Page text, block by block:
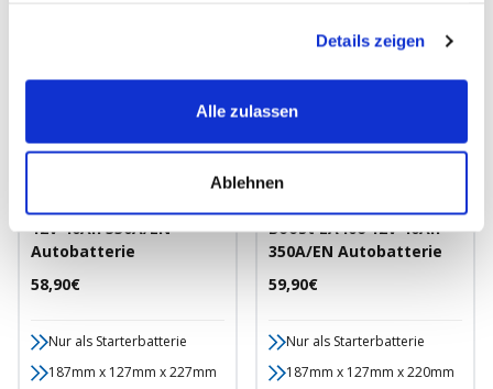
Details zeigen
Alle zulassen
Ablehnen
12V 40Ah 330A/EN
Autobatterie
Angebotspreis
58,90€
Nur als Starterbatterie
187mm x 127mm x 227mm
Boost EA406 12V 40Ah
350A/EN Autobatterie
Angebotspreis
59,90€
Nur als Starterbatterie
187mm x 127mm x 220mm